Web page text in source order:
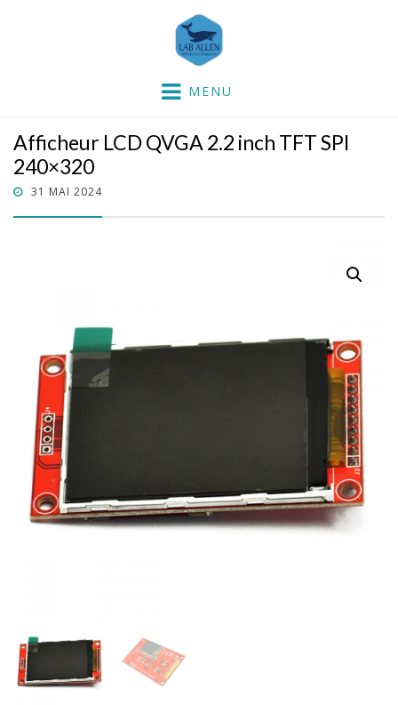
MENU
Afficheur LCD QVGA 2.2 inch TFT SPI
240×320
POSTED
31 MAI 2024